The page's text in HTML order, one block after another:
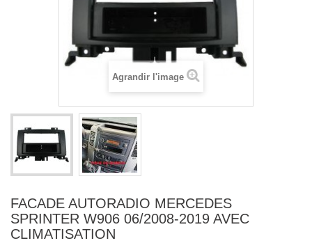
Agrandir l'image
FACADE AUTORADIO MERCEDES
SPRINTER W906 06/2008-2019 AVEC
CLIMATISATION